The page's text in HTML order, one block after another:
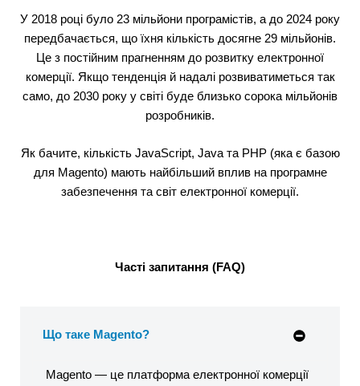
У 2018 році було 23 мільйони програмістів, а до 2024 року
передбачається, що їхня кількість досягне 29 мільйонів.
Це з постійним прагненням до розвитку електронної
комерції. Якщо тенденція й надалі розвиватиметься так
само, до 2030 року у світі буде близько сорока мільйонів
розробників.
Як бачите, кількість JavaScript, Java та PHP (яка є базою
для Magento) мають найбільший вплив на програмне
забезпечення та світ електронної комерції.
Часті запитання (FAQ)
Що таке Magento?
Magento — це платформа електронної комерції